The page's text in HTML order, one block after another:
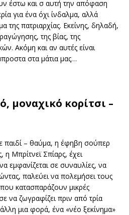
έστω και σ αυτή την απόφαση
για ένα όχι ίνδαλμα, αλλά
της πατριαρχίας. Εκείνης, δηλαδή,
της βίας, της
Ακόμη και αν αυτές είναι
στα μάτια μας…
μοναχικό κορίτσι –
παιδί – θαύμα, η έφηβη σούπερ
Μπρίτνεϊ Σπίαρς, έχει
εμφανίζεται σε συναυλίες, να
παλεύει να πολεμήσει τους
κατασπαράζουν μικρές
να ζωγραφίζει πριν από τρία
μια φορά, ένα «νέο ξεκίνημα»